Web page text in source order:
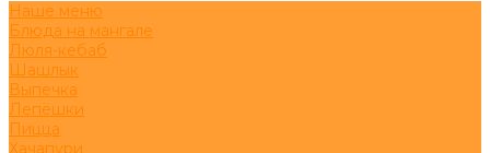
Наше меню
Блюда на мангале
Люля-кебаб
Шашлык
Выпечка
Лепёшки
Пицца
Хачапури